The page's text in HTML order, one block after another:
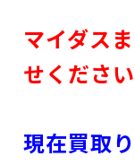
マイダス
せください
現在買取